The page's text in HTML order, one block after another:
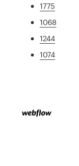
1775
1068
1244
1074